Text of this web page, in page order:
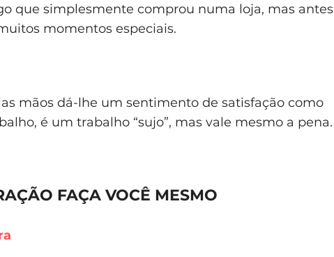
que simplesmente comprou numa loja, mas antes
momentos especiais.
mãos dá-lhe um sentimento de satisfação como
é um trabalho “sujo”, mas vale mesmo a pena.
FAÇA VOCÊ MESMO